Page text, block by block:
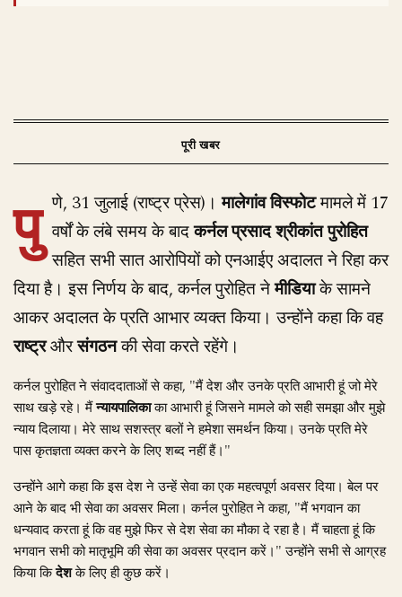
पु णे, 31 जुलाई (राष्ट्र प्रेस)।मालेगांव विस्फोटमामले में 17
वर्षों के लंबे समय के बादकर्नल प्रसाद श्रीकांत पुरोहित
सहित सभी सात आरोपियों को एनआईए अदालत ने रिहा कर
दिया है। इस निर्णय के बाद, कर्नल पुरोहित नेमीडियाके सामने
आकर अदालत के प्रति आभार व्यक्त किया। उन्होंने कहा कि वह
राष्ट्रऔरसंगठनकी सेवा करते रहेंगे।
कर्नल पुरोहित ने संवाददाताओं से कहा, "मैं देश और उनके प्रति आभारी हूं जो मेरे
साथ खड़े रहे। मैंन्यायपालिकाका आभारी हूं जिसने मामले को सही समझा और मुझे
न्याय दिलाया। मेरे साथ सशस्त्र बलों ने हमेशा समर्थन किया। उनके प्रति मेरे
पास कृतज्ञता व्यक्त करने के लिए शब्द नहीं हैं।"
उन्होंने आगे कहा कि इस देश ने उन्हें सेवा का एक महत्वपूर्ण अवसर दिया। बेल पर
आने के बाद भी सेवा का अवसर मिला। कर्नल पुरोहित ने कहा, "मैं भगवान का
धन्यवाद करता हूं कि वह मुझे फिर से देश सेवा का मौका दे रहा है। मैं चाहता हूं कि
भगवान सभी को मातृभूमि की सेवा का अवसर प्रदान करें।" उन्होंने सभी से आग्रह
किया किदेशके लिए ही कुछ करें।